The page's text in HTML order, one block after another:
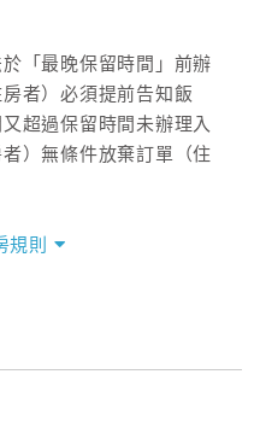
「最晚保留時間」前辦
者）必須提前告知飯
超過保留時間未辦理入
）無條件放棄訂單（住
規則